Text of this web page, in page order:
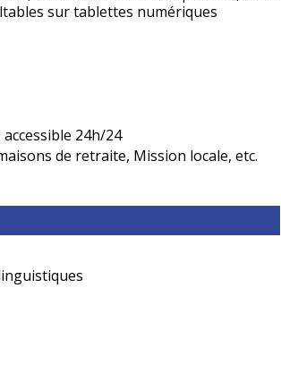
sur tablettes numériques
24h/24
de retraite, Mission locale, etc.